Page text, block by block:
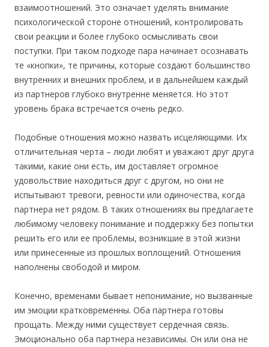
взаимоотношений. Это означает уделять внимание
психологической стороне отношений, контролировать
свои реакции и более глубоко осмысливать свои
поступки. При таком подходе пара начинает осознавать
те «кнопки», те причины, которые создают большинство
внутренних и внешних проблем, и в дальнейшем каждый
из партнеров глубоко внутренне меняется. Но этот
уровень брака встречается очень редко.
Подобные отношения можно назвать исцеляющими. Их
отличительная черта – люди любят и уважают друг друга
такими, какие они есть, им доставляет огромное
удовольствие находиться друг с другом, но они не
испытывают тревоги, ревности или одиночества, когда
партнера нет рядом. В таких отношениях вы предлагаете
любимому человеку понимание и поддержку без попытки
решить его или ее проблемы, возникшие в этой жизни
или принесенные из прошлых воплощений. Отношения
наполнены свободой и миром.
Конечно, временами бывает непонимание, но вызванные
им эмоции кратковременны. Оба партнера готовы
прощать. Между ними существует сердечная связь.
Эмоцио­нально оба партнера независимы. Он или она не